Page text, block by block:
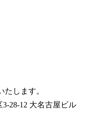
します。
28-12 大名古屋ビル